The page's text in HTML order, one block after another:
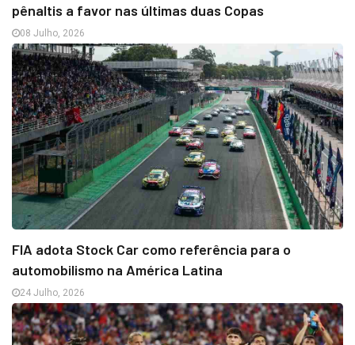
pênaltis a favor nas últimas duas Copas
08 Julho, 2026
FIA adota Stock Car como referência para o
automobilismo na América Latina
24 Julho, 2026